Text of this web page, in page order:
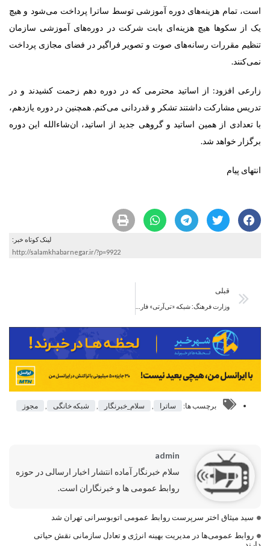
است، تمام هزینه‌های دوره آموزشی توسط ساترا پرداخت می‌شود و هیچ‌
یک از سکوها هیچ هزینه‌ای بابت شرکت در دوره‌های آموزشی سازمان
تنظیم مقررات رسانه‌های صوت و تصویر فراگیر در فضای مجازی پرداخت
نمی‌کنند.
زارعی افزود: از اساتید محترمی که در دوره دهم زحمت کشیدند و در
تدریس مشارکت داشتند تشکر و قدردانی می‌کنم. همچنین در دوره یازدهم،
با تعدادی از همین اساتید و گروهی جدید از اساتید، ان‌شاءالله این دوره
برگزار خواهد شد.
انتهای پیام
لینک کوتاه خبر:
http://salamkhabarnegar.ir/?p=9922
قبلی
برچسب ها: ساترا , سلام_خبرنگار , شبکه خانگی , مجوز
admin
سلام خبرنگار آماده انتشار اخبار ارسالی در حوزه
روابط عمومی ها و خبرنگاران است.
سید میثاق اختر سرپرست روابط عمومی اتوبوسرانی تهران شد
روابط عمومی‌ها در مدیریت بهینه انرژی و تعادل سازمانی نقش حیاتی